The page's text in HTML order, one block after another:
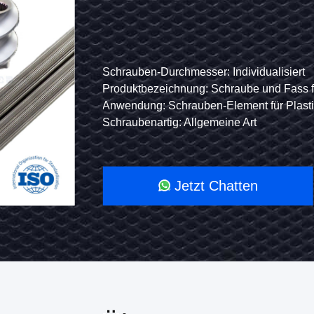
X260 usw.
für
Legierungsextruder
Schrauben-Durchmesser: Individualisiert
Produktbezeichnung: Schraube und Fass
Anwendung: Schrauben-Element für
Schraubenartig: Allgemeine Art